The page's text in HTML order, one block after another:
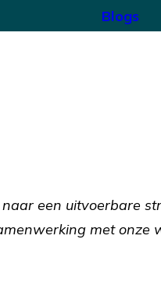
Blogs
een uitvoerbare
met